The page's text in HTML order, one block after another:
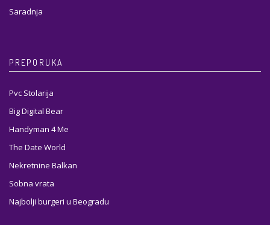
Saradnja
PREPORUKA
Pvc Stolarija
Big Digital Bear
Handyman 4 Me
The Date World
Nekretnine Balkan
Sobna vrata
Najbolji burgeri u Beogradu